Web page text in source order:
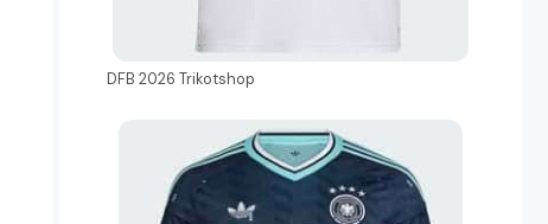
DFB 2026 Trikotshop